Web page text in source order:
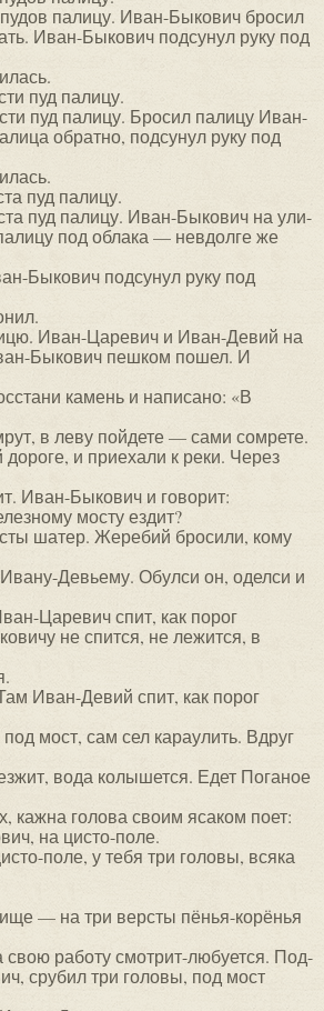
пудов палицу. Иван-Быкович бросил
Иван-Быкович подсунул руку под
пуд палицу.
пуд палицу. Бросил палицу Иван-
обратно, подсунул руку под
пуд палицу.
пуд палицу. Иван-Быкович на ули-
под облака — невдолге же
Быкович подсунул руку под
Иван-Царевич и Иван-Девий на
Быкович пешком пошел. И
камень и написано: «В
в леву пойдете — сами сомрете.
и приехали к реки. Через
Иван-Быкович и говорит:
мосту ездит?
шатер. Жеребий бросили, кому
Девьему. Обулси он, оделси и
Царевич спит, как порог
не спится, не лежится, в
Иван-Девий спит, как порог
мост, сам сел караулить. Вдруг
вода колышется. Едет Поганое
кажна голова своим ясаком поет:
на цисто-поле.
поле, у тебя три головы, всяка
— на три версты пёнья-корёнья
работу смотрит-любуется. Под-
срубил три головы, под мост